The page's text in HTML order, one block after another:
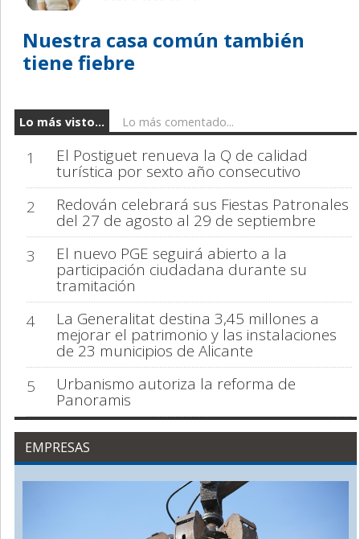
Nuestra casa común también
tiene fiebre
Lo más visto... Lo más comentado...
1 El Postiguet renueva la Q de calidad
turística por sexto año consecutivo
2
Redován celebrará sus Fiestas Patronales
del 27 de agosto al 29 de septiembre
3
El nuevo PGE seguirá abierto a la
participación ciudadana durante su
tramitación
4
La Generalitat destina 3,45 millones a
mejorar el patrimonio y las instalaciones
de 23 municipios de Alicante
5
Urbanismo autoriza la reforma de
Panoramis
EMPRESAS